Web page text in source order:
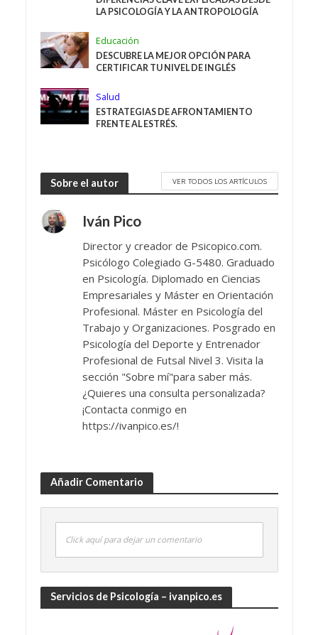
LA PSICOLOGÍA Y LA ANTROPOLOGÍA
Educación
DESCUBRE LA MEJOR OPCIÓN PARA
CERTIFICAR TU NIVEL DE INGLÉS
Salud
ESTRATEGIAS DE AFRONTAMIENTO
FRENTE AL ESTRÉS.
Sobre el autor VER TODOS LOS ARTÍCULOS
Iván Pico
Director y creador de Psicopico.com.
Psicólogo Colegiado G-5480. Graduado
en Psicología. Diplomado en Ciencias
Empresariales y Máster en Orientación
Profesional. Máster en Psicología del
Trabajo y Organizaciones. Posgrado en
Psicología del Deporte y Entrenador
Profesional de Futsal Nivel 3. Visita la
sección "Sobre mí"para saber más.
¿Quieres una consulta personalizada?
¡Contacta conmigo en
https://ivanpico.es/!
Añadir Comentario
Click aquí para dejar un comentario
Servicios de Psicología – ivanpico.es